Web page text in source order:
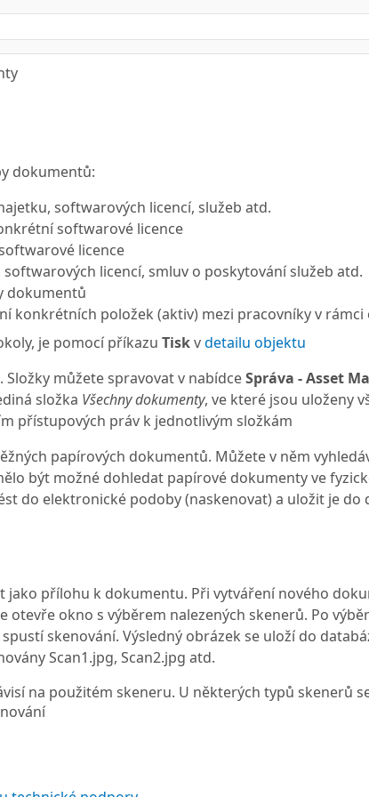
dokumentů:
softwarových licencí, služeb atd.
softwarové licence
licence
licencí, smluv o poskytování služeb atd.
dokumentů
konkrétních položek (aktiv) mezi pracovníky v rámci
je pomocí příkazu Tiskvdetailu objektu
. Složky můžete spravovat v nabídceSpráva -Asset
složka Všechny dokumenty, ve které jsou uloženy
přístupových práv k jednotlivým složkám
papírových dokumentů. Můžete v něm
být možné dohledat papírové dokumenty ve
do elektronické podoby (naskenovat) a uložit je do
přílohu k dokumentu. Při vytváření nového
otevře okno s výběrem nalezených skenerů. Po
skenování. Výsledný obrázek se uloží do
Scan1.jpg, Scan2.jpg atd.
na použitém skeneru. U některých typů skenerů